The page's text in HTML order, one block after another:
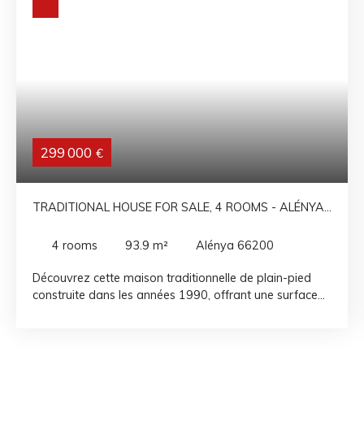
299 000 €
TRADITIONAL HOUSE FOR SALE, 4 ROOMS - ALÉNYA
4 rooms 93.9 m² Alénya 66200
Découvrez cette maison traditionnelle de plain-pied
construite dans les années 1990, offrant une surface